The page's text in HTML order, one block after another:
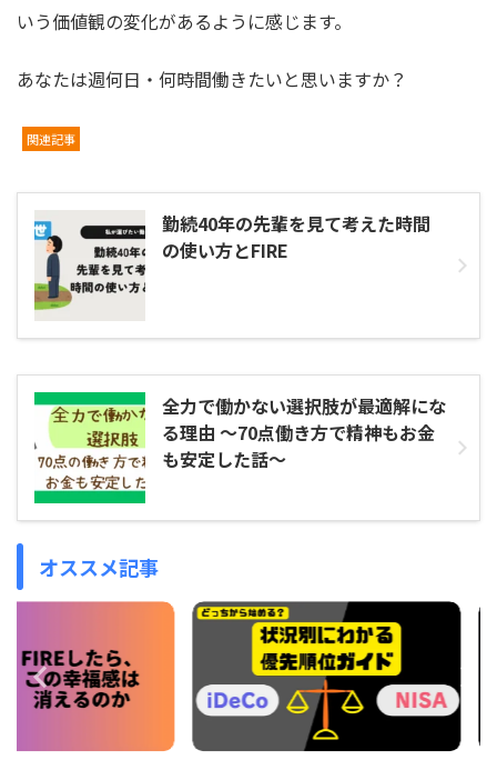
いう価値観の変化があるように感じます。
あなたは週何日・何時間働きたいと思いますか？
関連記事
勤続40年の先輩を見て考えた時間
の使い方とFIRE
全力で働かない選択肢が最適解にな
る理由 〜70点働き方で精神もお金
も安定した話〜
オススメ記事